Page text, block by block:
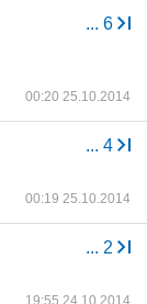
... 6
00:20 25.10.2014
... 4
00:19 25.10.2014
... 2
19:55 24.10.2014